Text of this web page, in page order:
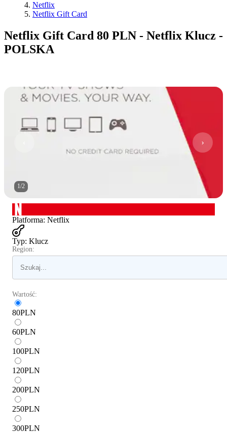
Netflix
Netflix Gift Card
Netflix Gift Card 80 PLN - Netflix Klucz -
POLSKA
1/2
Platforma: Netflix
Typ: Klucz
Region:
Wartość:
80PLN
60PLN
100PLN
120PLN
200PLN
250PLN
300PLN